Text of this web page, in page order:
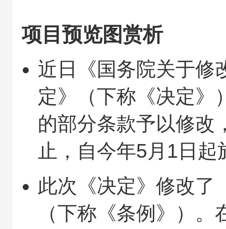
项目预览图赏析
近日《国务院关于修
定》（下称《决定》
的部分条款予以修改
止，自今年5月1日起
此次《决定》修改了
（下称《条例》）